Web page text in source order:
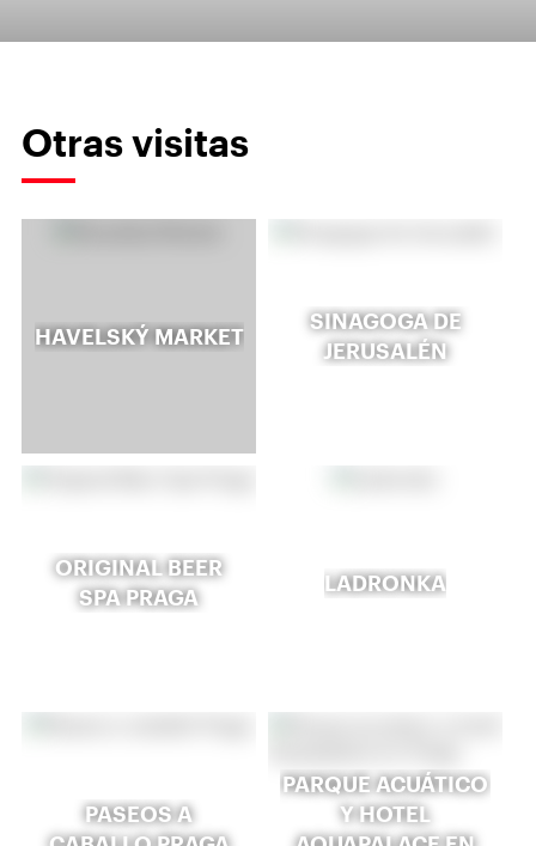
Otras visitas
HAVELSKÝ MARKET
SINAGOGA DE
JERUSALÉN
ORIGINAL BEER
SPA PRAGA
LADRONKA
PASEOS A
PARQUE ACUÁTICO
Y HOTEL